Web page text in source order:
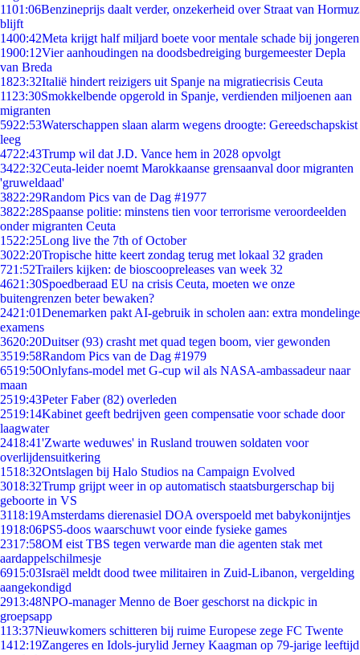
1101:06Benzineprijs daalt verder, onzekerheid over Straat van Hormuz
blijft
1400:42Meta krijgt half miljard boete voor mentale schade bij jongeren
1900:12Vier aanhoudingen na doodsbedreiging burgemeester Depla
van Breda
1823:32Italië hindert reizigers uit Spanje na migratiecrisis Ceuta
11 23:30Smokkelbende opgerold in Spanje, verdienden miljoenen aan
migranten
5922:53Waterschappen slaan alarm wegens droogte: Gereedschapskist
leeg
4722:43Trump wil dat J.D. Vance hem in 2028 opvolgt
3422:32Ceuta-leider noemt Marokkaanse grensaanval door migranten
'gruweldaad'
3822:29Random Pics van de Dag #1977
3822:28Spaanse politie: minstens tien voor terrorisme veroordeelden
onder migranten Ceuta
1522:25Long live the 7th of October
3022:20Tropische hitte keert zondag terug met lokaal 32 graden
721:52Trailers kijken: de bioscoopreleases van week 32
4621:30Spoedberaad EU na crisis Ceuta, moeten we onze
buitengrenzen beter bewaken?
2421:01Denemarken pakt AI-gebruik in scholen aan: extra mondelinge
examens
3620:20Duitser (93) crasht met quad tegen boom, vier gewonden
3519:58Random Pics van de Dag #1979
6519:50Onlyfans-model met G-cup wil als NASA-ambassadeur naar
maan
2519:43Peter Faber (82) overleden
2519:14Kabinet geeft bedrijven geen compensatie voor schade door
laagwater
2418:41'Zwarte weduwes' in Rusland trouwen soldaten voor
overlijdensuitkering
1518:32Ontslagen bij Halo Studios na Campaign Evolved
3018:32Trump grijpt weer in op automatisch staatsburgerschap bij
geboorte in VS
3118:19Amsterdams dierenasiel DOA overspoeld met babykonijntjes
1918:06PS5-doos waarschuwt voor einde fysieke games
2317:58OM eist TBS tegen verwarde man die agenten stak met
aardappelschilmesje
6915:03Israël meldt dood twee militairen in Zuid-Libanon, vergelding
aangekondigd
2913:48NPO-manager Menno de Boer geschorst na dickpic in
groepsapp
113:37Nieuwkomers schitteren bij ruime Europese zege FC Twente
1412:19Zangeres en Idols-jurylid Jerney Kaagman op 79-jarige leeftijd